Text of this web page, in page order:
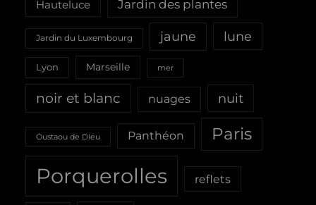
Hauteluce Jardin des plantes
Jardin du Luxembourg jaune lune
Lyon Marseille mer
noir et blanc nuages nuit
Oustaou de Dieu Panthéon Paris
Porquerolles reflets